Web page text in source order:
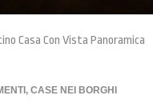
Casa Con Vista Panoramica
CASE NEI BORGHI